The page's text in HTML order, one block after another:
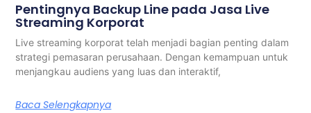
Pentingnya Backup Line pada Jasa Live
Streaming Korporat
Live streaming korporat telah menjadi bagian penting dalam
strategi pemasaran perusahaan. Dengan kemampuan untuk
menjangkau audiens yang luas dan interaktif,
Baca Selengkapnya